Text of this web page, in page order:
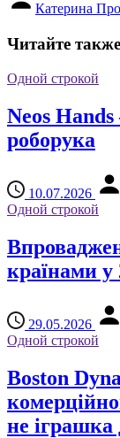
Катерина
Читайте
Одной строкой
Neos
роборука
10.07.2026
Одной строкой
країнами у
29.05.2026
Одной строкой
Boston
не іграшка